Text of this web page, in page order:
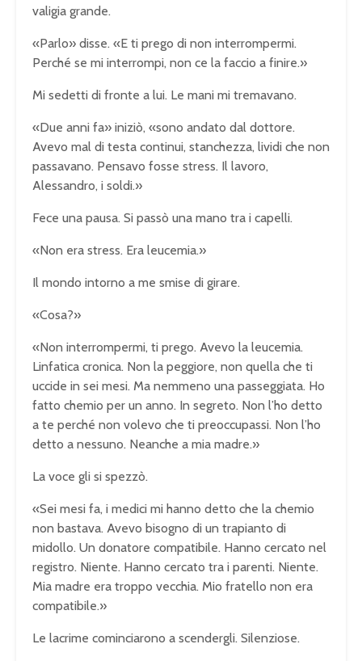
valigia grande.
«Parlo» disse. «E ti prego di non interrompermi.
Perché se mi interrompi, non ce la faccio a finire.»
Mi sedetti di fronte a lui. Le mani mi tremavano.
«Due anni fa» iniziò, «sono andato dal dottore.
Avevo mal di testa continui, stanchezza, lividi che non
passavano. Pensavo fosse stress. Il lavoro,
Alessandro, i soldi.»
Fece una pausa. Si passò una mano tra i capelli.
«Non era stress. Era leucemia.»
Il mondo intorno a me smise di girare.
«Cosa?»
«Non interrompermi, ti prego. Avevo la leucemia.
Linfatica cronica. Non la peggiore, non quella che ti
uccide in sei mesi. Ma nemmeno una passeggiata. Ho
fatto chemio per un anno. In segreto. Non l’ho detto
a te perché non volevo che ti preoccupassi. Non l’ho
detto a nessuno. Neanche a mia madre.»
La voce gli si spezzò.
«Sei mesi fa, i medici mi hanno detto che la chemio
non bastava. Avevo bisogno di un trapianto di
midollo. Un donatore compatibile. Hanno cercato nel
registro. Niente. Hanno cercato tra i parenti. Niente.
Mia madre era troppo vecchia. Mio fratello non era
compatibile.»
Le lacrime cominciarono a scendergli. Silenziose.